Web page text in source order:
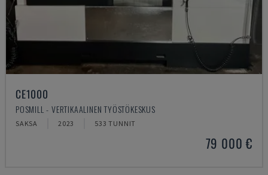
CE1000
POSMILL - VERTIKAALINEN TYÖSTÖKESKUS
SAKSA 2023 533 TUNNIT
79 000 €